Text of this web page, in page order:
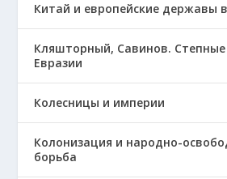
Китай и европейские державы
Кляшторный, Савинов.
Евразии
Колесницы и империи
Колонизация и народно-
борьба